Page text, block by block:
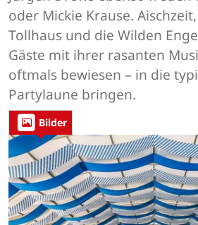
oder Mickie Krause.
Tollhaus und die Wilden
Gäste mit ihrer rasanten
oftmals bewiesen – in die
Partylaune bringen.
Bilder